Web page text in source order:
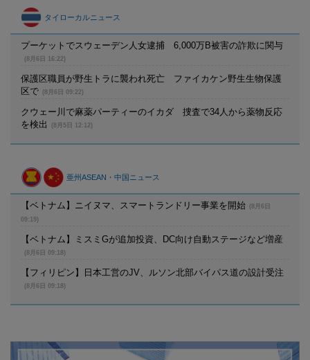
タイローカルニュース
プーケットでスウェーデン人女逮捕 6,000万B被害の詐欺に関与
(8月6日 16:22)
保護区職員が野生トラに襲われ死亡 ファイカケン野生生物保護
区で
(8月6日 09:22)
クウェー川で麻薬パーティーのイカダ 捜査で34人から薬物反応
を検出
(8月5日 12:12)
亜州ASEAN・中国ニュース
【ベトナム】ニイヌマ、スマートランドリー事業を開始
(8月6日
09:19)
【ベトナム】ミスミGが追加投資、DC向け自動ステージなど増産
(8月6日 09:18)
【フィリピン】日本工営のJV、ルソン北部バイパス道の設計受注
(8月6日 09:18)